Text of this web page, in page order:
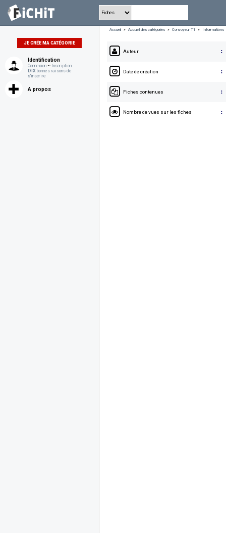
JE CRÉE MA CATÉGORIE
Identification
Connexion ~ Inscription
DIX bonnes raisons de
s'inscrire
A propos
Accueil » Accueil des catégories » Convoyeur T1 » Informations
Auteur
Date de création :
Fiches contenues
Nombre de vues sur les fiches :